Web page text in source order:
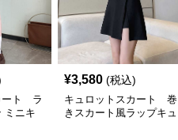
ート ラ
ミニキ
¥3,580 (税込)
キュロットスカート 巻
きスカート風ラップキュ